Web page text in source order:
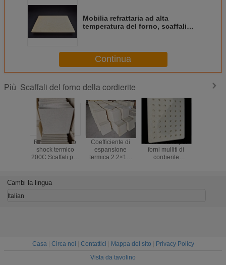
Mobilia refrattaria ad alta
temperatura del forno, scaffali
Continua
Più Scaffali del forno della cordierite
Resistenza allo
shock termico
200C Scaffali per
da 10 a 30 mm
Durevoli e per
Coefficiente di
espansione
termica 2.2×10-
Scaffalature per
forni mulliti di
cordierite
Cambi la lingua
Italian
Casa| Circa noi Contattici Mappa del sito
Privacy Policy
Vista da tavolino